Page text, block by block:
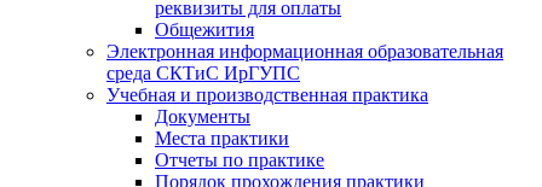
реквизиты для оплаты
Общежития
Электронная информационная образовательная
среда СКТиС ИрГУПС
Учебная и производственная практика
Документы
Места практики
Отчеты по практике
Порядок прохождения практики